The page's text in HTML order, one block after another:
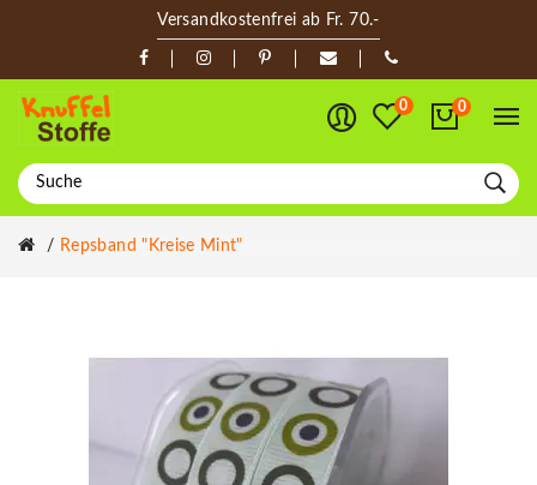
Versandkostenfrei ab Fr. 70.-
0 0
Repsband "Kreise Mint"